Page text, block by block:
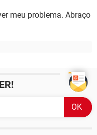
meu problema. Abraço